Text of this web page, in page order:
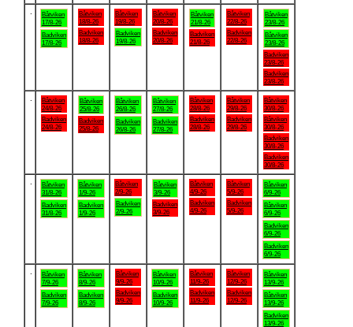
Båtviken
17/8-26
Badviken
17/8-26
Båtviken
18/8-26
Badviken
18/8-26
Båtviken
19/8-26
Badviken
19/8-26
Båtviken
20/8-26
Badviken
20/8-26
Båtviken
21/8-26
Badviken
21/8-26
Båtviken
22/8-26
Badviken
22/8-26
Båtviken
23/8-26
Båtviken
23/8-26
Badviken
23/8-26
Badviken
23/8-26
Båtviken
24/8-26
Badviken
24/8-26
Båtviken
25/8-26
Badviken
25/8-26
Båtviken
26/8-26
Badviken
26/8-26
Båtviken
27/8-26
Badviken
27/8-26
Båtviken
28/8-26
Badviken
28/8-26
Båtviken
29/8-26
Badviken
29/8-26
Båtviken
30/8-26
Båtviken
30/8-26
Badviken
30/8-26
Badviken
30/8-26
Båtviken
31/8-26
Badviken
31/8-26
Båtviken
1/9-26
Badviken
1/9-26
Båtviken
2/9-26
Badviken
2/9-26
Båtviken
3/9-26
Badviken
3/9-26
Båtviken
4/9-26
Badviken
4/9-26
Båtviken
5/9-26
Badviken
5/9-26
Båtviken
6/9-26
Båtviken
6/9-26
Badviken
6/9-26
Badviken
6/9-26
Båtviken
7/9-26
Badviken
7/9-26
Båtviken
8/9-26
Badviken
8/9-26
Båtviken
9/9-26
Badviken
9/9-26
Båtviken
10/9-26
Badviken
10/9-26
Båtviken
11/9-26
Badviken
11/9-26
Båtviken
12/9-26
Badviken
12/9-26
Båtviken
13/9-26
Båtviken
13/9-26
Badviken
13/9-26